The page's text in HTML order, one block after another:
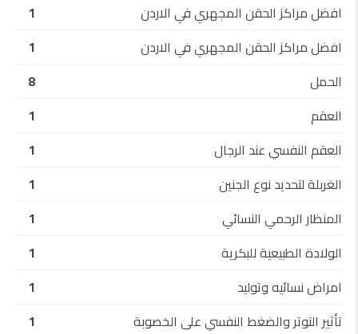
افضل مراكز الحقن المجهري في الاردن
1
افضل مراكز الحقن المجهري في الاردن
1
الحمل
8
العقم
1
العقم النفسي عند الرجال
1
الغربلة لتحديد نوع الجنين
1
المنظار الرحمي النسائي
1
الولادة الطبيعية للبكرية
1
امراض نسائيه وتوليد
1
تأثير التوتر والضغط النفسي على الخصوبة
1